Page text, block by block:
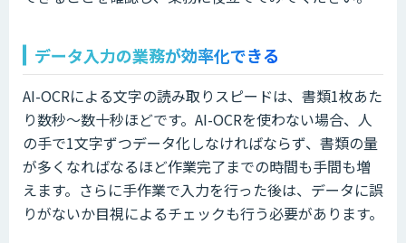
データ入力の業務が効率化できる
AI-OCRによる文字の読み取りスピードは、書類1枚あた
り数秒〜数十秒ほどです。AI-OCRを使わない場合、人
の手で1文字ずつデータ化しなければならず、書類の量
が多くなればなるほど作業完了までの時間も手間も増
えます。さらに手作業で入力を行った後は、データに誤
りがないか目視によるチェックも行う必要があります。